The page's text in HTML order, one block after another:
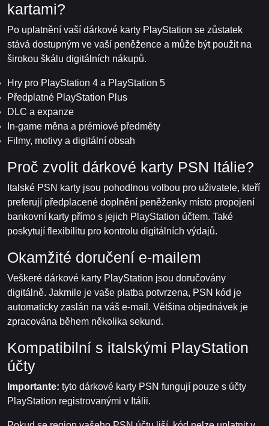
kartami?
Po uplatnění vaší dárkové karty PlayStation se zůstatek
stává dostupným ve vaší peněžence a může být použit na
širokou škálu digitálních nákupů.
Hry pro PlayStation 4 a PlayStation 5
Předplatné PlayStation Plus
DLC a expanze
In-game měna a prémiové předměty
Filmy, motivy a digitální obsah
Proč zvolit dárkové karty PSN Itálie?
Italské PSN karty jsou pohodlnou volbou pro uživatele, kteří
preferují předplacené doplnění peněženky místo propojení
bankovní karty přímo s jejich PlayStation účtem. Také
poskytují flexibilitu pro kontrolu digitálních výdajů.
Okamžité doručení e-mailem
Veškeré dárkové karty PlayStation jsou doručovány
digitálně. Jakmile je vaše platba potvrzena, PSN kód je
automaticky zaslán na váš e-mail. Většina objednávek je
zpracována během několika sekund.
Kompatibilní s italskými PlayStation
účty
Importante: tyto dárkové karty PSN fungují pouze s účty
PlayStation registrovanými v Itálii.